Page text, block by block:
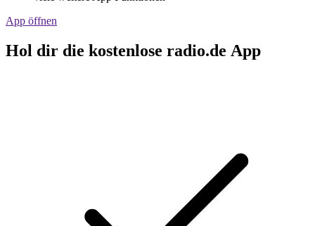
App öffnen
Hol dir die kostenlose radio.de App